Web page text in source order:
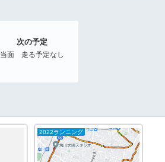
次の予定
当面 走る予定なし
2022ランニング